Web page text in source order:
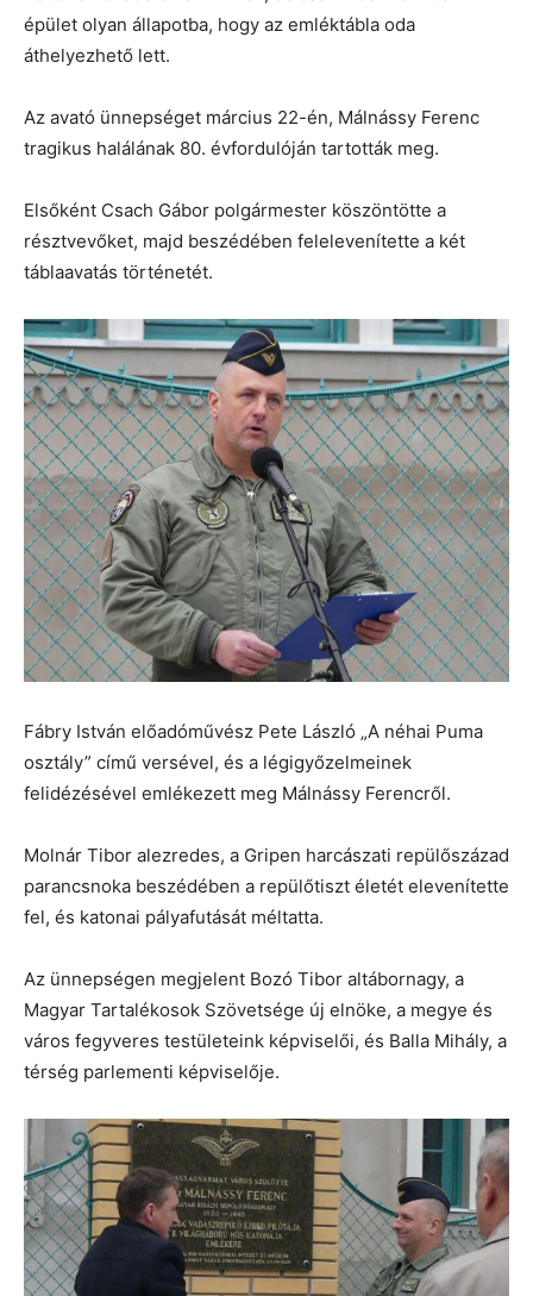
épület olyan állapotba, hogy az emléktábla oda
áthelyezhető lett.
Az avató ünnepséget március 22-én, Málnássy Ferenc
tragikus halálának 80. évfordulóján tartották meg.
Elsőként Csach Gábor polgármester köszöntötte a
résztvevőket, majd beszédében felelevenítette a két
táblaavatás történetét.
Fábry István előadóművész Pete László „A néhai Puma
osztály” című versével, és a légigyőzelmeinek
felidézésével emlékezett meg Málnássy Ferencről.
Molnár Tibor alezredes, a Gripen harcászati repülőszázad
parancsnoka beszédében a repülőtiszt életét elevenítette
fel, és katonai pályafutását méltatta.
Az ünnepségen megjelent Bozó Tibor altábornagy, a
Magyar Tartalékosok Szövetsége új elnöke, a megye és
város fegyveres testületeink képviselői, és Balla Mihály, a
térség parlementi képviselője.